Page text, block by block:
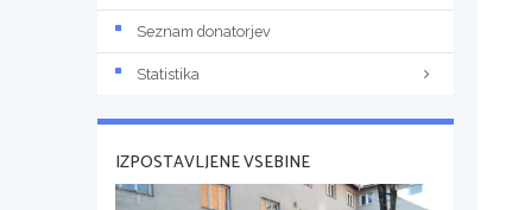
Seznam donatorjev
Statistika
IZPOSTAVLJENE VSEBINE